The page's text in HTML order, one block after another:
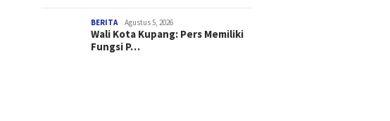
BERITA Agustus 5, 2026
Wali Kota Kupang: Pers Memiliki
Fungsi P…